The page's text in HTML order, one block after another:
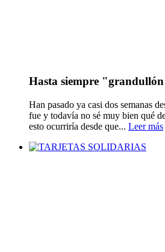
Hasta siempre
Han pasado ya casi dos semanas
fue y todavía no sé muy bien qué
esto ocurriría desde que... Leer más